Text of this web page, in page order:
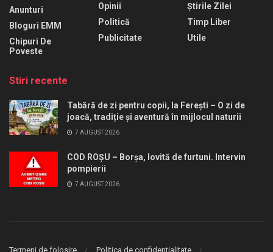
Anunturi
Bloguri EMM
Chipuri De
Poveste
Opinii
Politică
Publicitate
Știrile Zilei
Timp Liber
Utile
Stiri recente
Tabără de zi pentru copii, la Ferești – O zi de
joacă, tradiție și aventură în mijlocul naturii
7 AUGUST 2026
COD ROȘU – Borșa, lovită de furtuni. Intervin
pompierii
7 AUGUST 2026
Termeni de folosire Politica de confidentialitate